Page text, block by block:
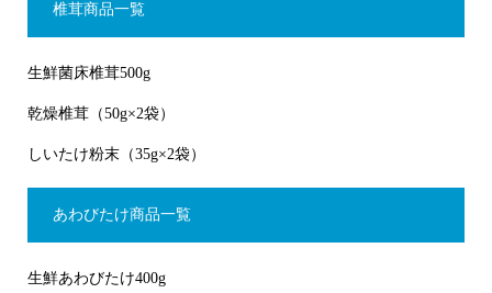
椎茸商品一覧
生鮮菌床椎茸500g
乾燥椎茸（50g×2袋）
しいたけ粉末（35g×2袋）
あわびたけ商品一覧
生鮮あわびたけ400g